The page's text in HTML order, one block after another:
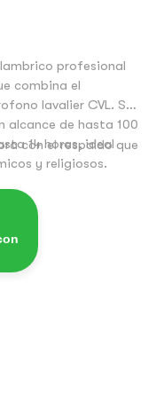
profesional
combina el
lavalier CVL. Su
alcance de hasta 100
14 horas, ideal
y religiosos.
con el respaldo que